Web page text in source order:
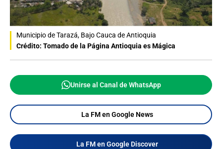
Municipio de Tarazá, Bajo Cauca de Antioquia
Crédito: Tomado de la Página Antioquia es Mágica
Unirse al Canal de WhatsApp
La FM en Google News
La FM en Google Discover